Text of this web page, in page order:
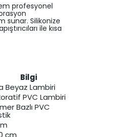
profesyonel
sunar. Silikonize
ile kısa
Bilgi
Beyaz Lambiri
PVC Lambiri
Bazlı PVC
cm